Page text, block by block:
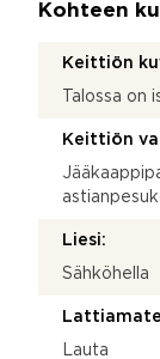
Kohteen
Keittiön
Talossa on
Keittiön
Liesi:
Sähköhella
Lauta